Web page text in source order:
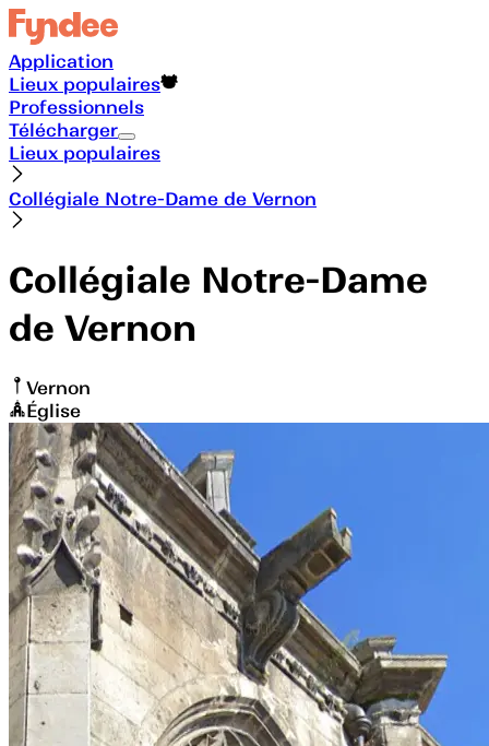
Application
Lieux populaires
Professionnels
Télécharger
Lieux populaires
Collégiale Notre-Dame de Vernon
Collégiale Notre-Dame
de Vernon
Vernon
Église